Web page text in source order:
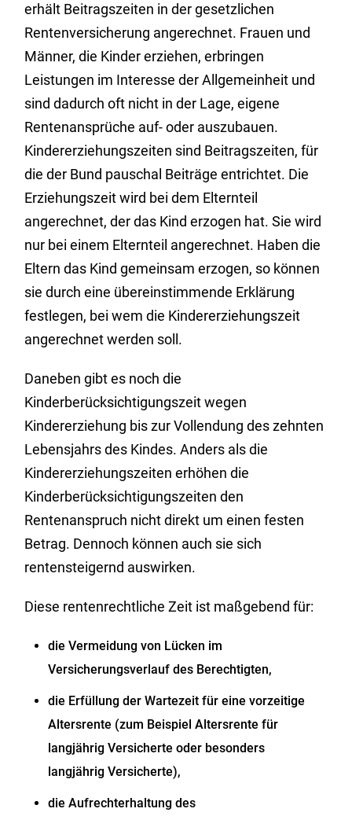
erhält Beitragszeiten in der gesetzlichen
Rentenversicherung angerechnet. Frauen und
Männer, die Kinder erziehen, erbringen
Leistungen im Interesse der Allgemeinheit und
sind dadurch oft nicht in der Lage, eigene
Rentenansprüche auf- oder auszubauen.
Kindererziehungszeiten sind Beitragszeiten, für
die der Bund pauschal Beiträge entrichtet. Die
Erziehungszeit wird bei dem Elternteil
angerechnet, der das Kind erzogen hat. Sie wird
nur bei einem Elternteil angerechnet. Haben die
Eltern das Kind gemeinsam erzogen, so können
sie durch eine übereinstimmende Erklärung
festlegen, bei wem die Kindererziehungszeit
angerechnet werden soll.
Daneben gibt es noch die
Kinderberücksichtigungszeit wegen
Kindererziehung bis zur Vollendung des zehnten
Lebensjahrs des Kindes.Anders als die
Kindererziehungszeiten erhöhen die
Kinderberücksichtigungszeiten den
Rentenanspruch nicht direkt um einen festen
Betrag. Dennoch können auch sie sich
rentensteigernd auswirken.
Diese rentenrechtliche Zeit ist maßgebend für:
die Vermeidung von Lücken im
Versicherungsverlauf des Berechtigten,
die Erfüllung der Wartezeit für eine vorzeitige
Altersrente (zum Beispiel Altersrente für
langjährig Versicherte oder besonders
langjährig Versicherte),
die Aufrechterhaltung des